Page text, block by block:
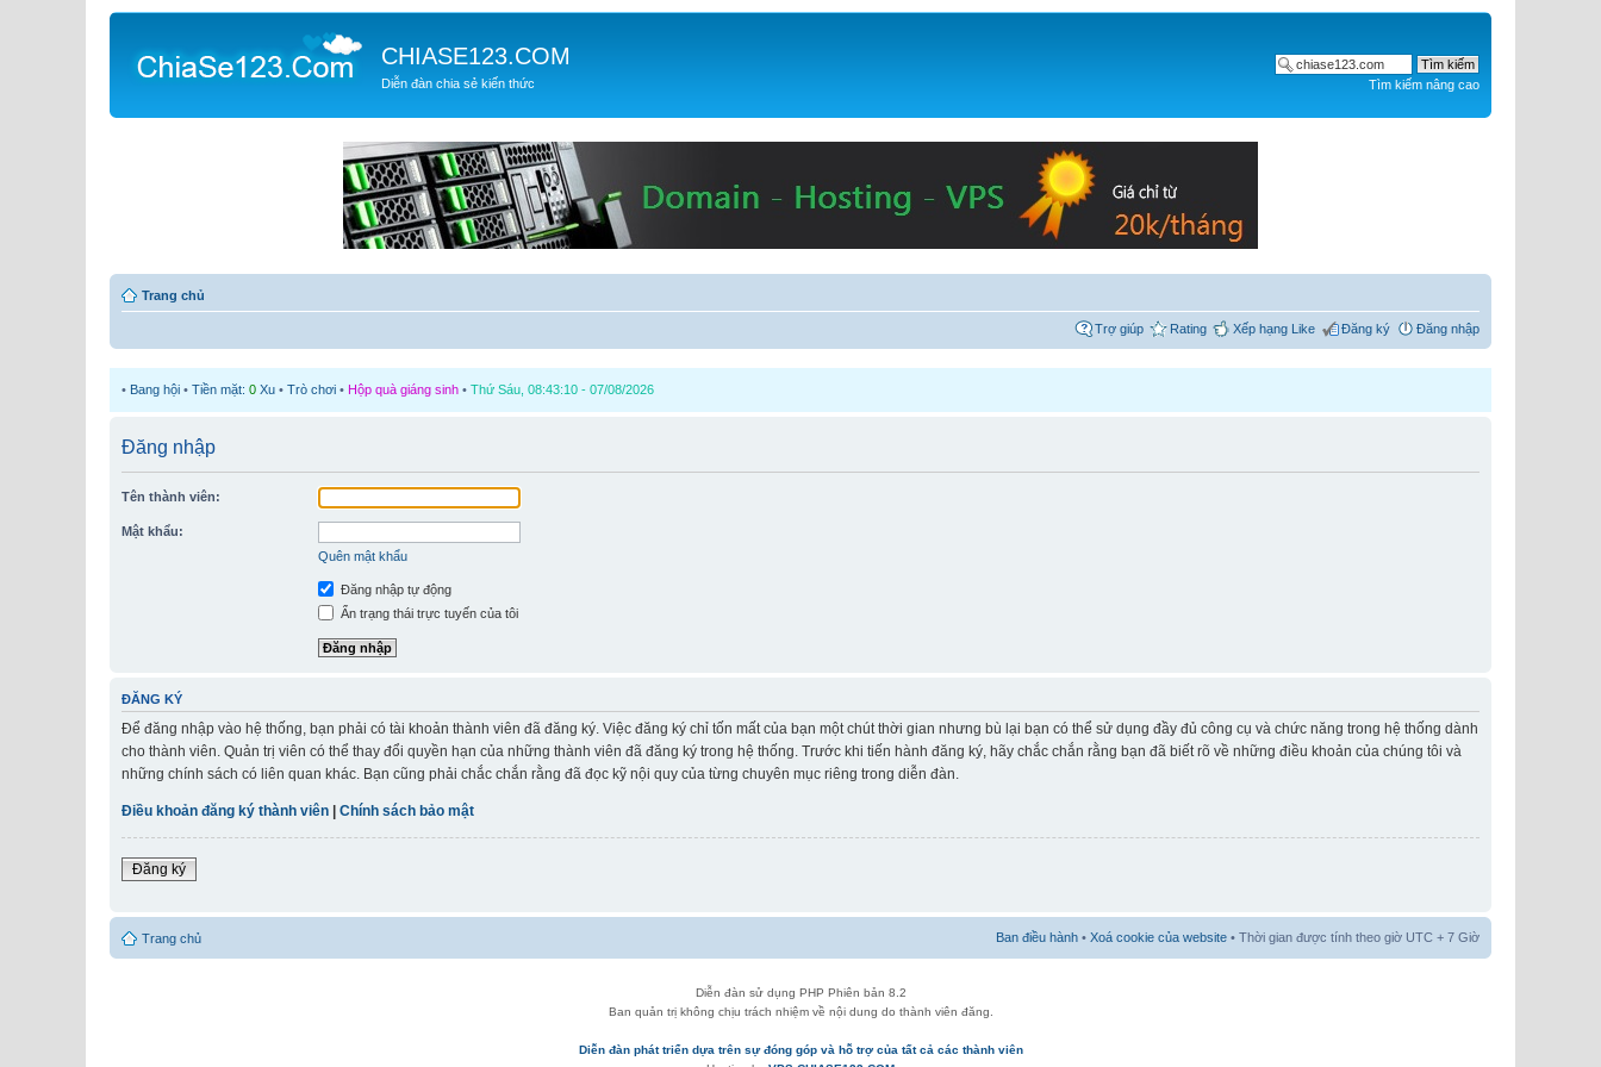
CHIASE123.COM
Diễn đàn chia sẻ kiến thức Tìm kiếm nâng cao
Trang chủ
Trợ giúp Rating Xếp hạng Like Đăng ký Đăng nhập
• Bang hội • Tiền mặt: 0 Xu • Trò chơi • Hộp quà giáng sinh • Thứ Sáu, 08:43:10 - 07/08/2026
Đăng nhập
Tên thành viên:
Mật khẩu:
Quên mật khẩu
Đăng nhập tự động
Ẩn trạng thái trực tuyến của tôi
ĐĂNG KÝ
Để đăng nhập vào hệ thống, bạn phải có tài khoản thành viên đã đăng ký. Việc đăng ký chỉ tốn mất của bạn một chút thời gian nhưng bù lại bạn có thể sử dụng đầy đủ công cụ và chức năng trong hệ thống dành
cho thành viên. Quản trị viên có thể thay đổi quyền hạn của những thành viên đã đăng ký trong hệ thống. Trước khi tiến hành đăng ký, hãy chắc chắn rằng bạn đã biết rõ về những điều khoản của chúng tôi và
những chính sách có liên quan khác. Bạn cũng phải chắc chắn rằng đã đọc kỹ nội quy của từng chuyên mục riêng trong diễn đàn.
Điều khoản đăng ký thành viên Chính sách bảo mật
Đăng ký
Trang chủ Ban điều hành • Xoá cookie của website • Thời gian được tính theo giờ UTC + 7 Giờ
Diễn đàn sử dụng PHP Phiên bản 8.2
Ban quản trị không chịu trách nhiệm về nội dung do thành viên đăng.
Diễn đàn phát triển dựa trên sự đóng góp và hỗ trợ của tất cả các thành viên